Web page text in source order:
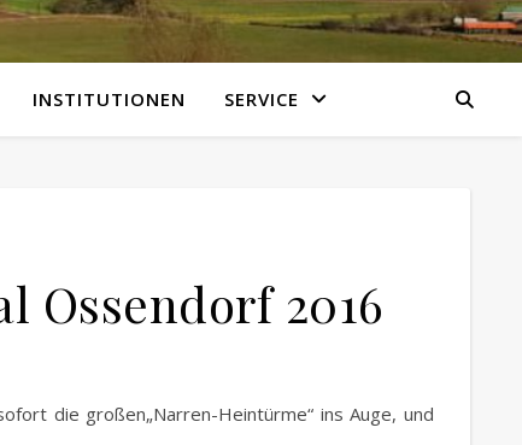
INSTITUTIONEN SERVICE
Ossendorf 2016
die großen„Narren-Heintürme“ ins Auge, und